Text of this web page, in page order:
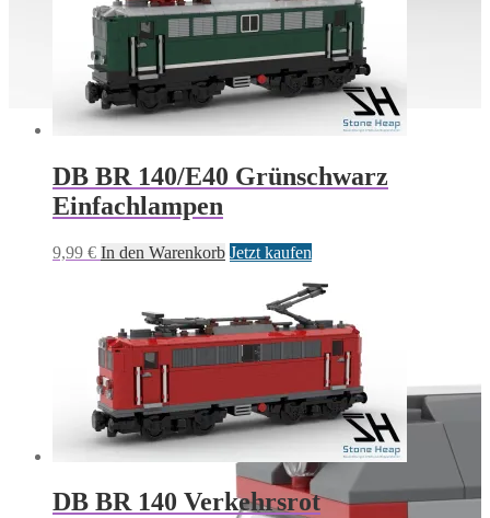
DB BR 140/E40 Grünschwarz
Einfachlampen
9,99 € In den Warenkorb Jetzt kaufen
DB BR 140 Verkehrsrot